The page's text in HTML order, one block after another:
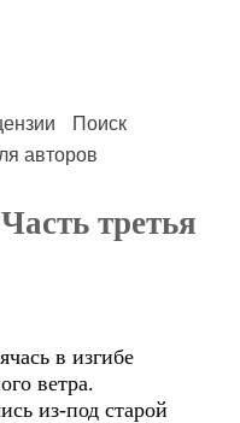
Поиск
авторов
третья
в изгибе
ветра.
из-под старой